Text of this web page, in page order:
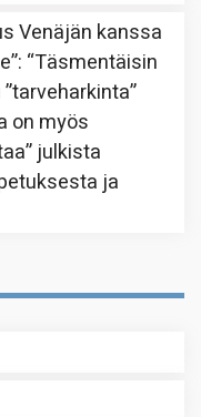
Venäjän kanssa
: “Täsmentäisin
on myös
julkista
ja